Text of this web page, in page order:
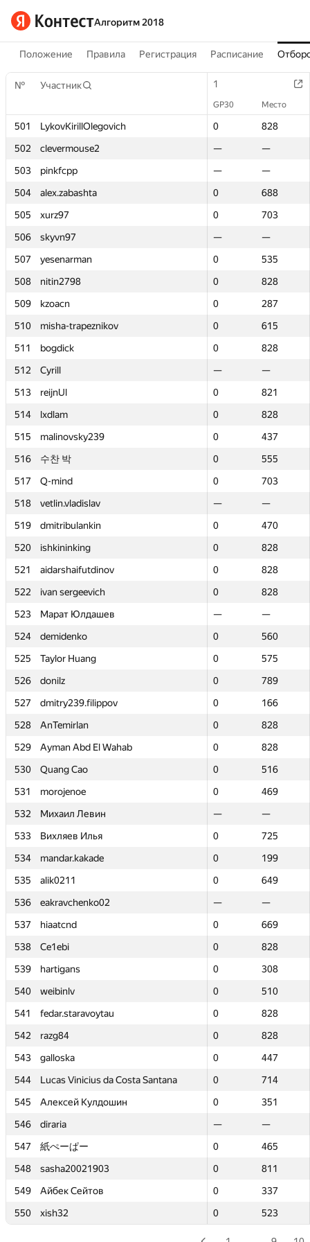
Алгоритм 2018
Положение Правила Регистрация Расписание
№ Участник 1
GP30 Место
501 LykovKirillOlegovich 0
828
502
clevermouse2 —
—
503
pinkfcpp —
—
504
alex.zabashta 0
688
505
xurz97 0
703
506
skyvn97 —
—
507
yesenarman 0
535
508
nitin2798 0
828
509
kzoacn 0
287
510
misha-trapeznikov 0
615
511
bogdick 0
828
512
Cyrill —
—
513
reijnUl 0
821
514
lxdlam 0
828
515
malinovsky239 0
437
516
수찬 박 0
555
517
Q-mind 0
703
518
vetlin.vladislav —
—
519
dmitribulankin 0
470
520
ishkininking 0
828
521
aidarshaifutdinov 0
828
522
ivan sergeevich 0
828
523
Марат Юлдашев —
—
524
demidenko 0
560
525
Taylor Huang 0
575
526
donilz 0
789
527
dmitry239.filippov 0
166
528
AnTemirlan 0
828
529
Ayman Abd El Wahab 0
828
530
Quang Cao 0
516
531
morojenoe 0
469
532
Михаил Левин —
—
533
Вихляев Илья 0
725
534
mandar.kakade 0
199
535
alik0211 0
649
536
eakravchenko02 —
—
537
hiaatcnd 0
669
538
Ce1ebi 0
828
539
hartigans 0
308
540
weibinlv 0
510
541
fedar.staravoytau 0
828
542
razg84 0
828
543
galloska 0
447
544
Lucas Vinicius da Costa Santana 0
714
545
Алексей Кулдошин 0
351
546
diraria —
—
547
紙ぺーぱー 0
465
548
sasha20021903 0
811
549
Айбек Сейтов 0
337
550
xish32 0 523
№ Участник 1
GP30 Место
501 LykovKirillOlegovich 0
828
502
clevermouse2 —
—
503
pinkfcpp —
—
504
alex.zabashta 0
688
505
xurz97 0
703
506
skyvn97 —
—
507
yesenarman 0
535
508
nitin2798 0
828
509
kzoacn 0
287
510
misha-trapeznikov 0
615
511
bogdick 0
828
512
Cyrill —
—
513
reijnUl 0
821
514
lxdlam 0
828
515
malinovsky239 0
437
516
수찬 박 0
555
517
Q-mind 0
703
518
vetlin.vladislav —
—
519
dmitribulankin 0
470
520
ishkininking 0
828
521
aidarshaifutdinov 0
828
522
ivan sergeevich 0
828
523
Марат Юлдашев —
—
524
demidenko 0
560
525
Taylor Huang 0
575
526
donilz 0
789
527
dmitry239.filippov 0
166
528
AnTemirlan 0
828
529
Ayman Abd El Wahab 0
828
530
Quang Cao 0
516
531
morojenoe 0
469
532
Михаил Левин —
—
533
Вихляев Илья 0
725
534
mandar.kakade 0
199
535
alik0211 0
649
536
eakravchenko02 —
—
537
hiaatcnd 0
669
538
Ce1ebi 0
828
539
hartigans 0
308
540
weibinlv 0
510
541
fedar.staravoytau 0
828
542
razg84 0
828
543
galloska 0
447
544
Lucas Vinicius da Costa Santana 0
714
545
Алексей Кулдошин 0
351
546
diraria —
—
547
紙ぺーぱー 0
465
548
sasha20021903 0
811
549
Айбек Сейтов 0
337
550
xish32 0 523